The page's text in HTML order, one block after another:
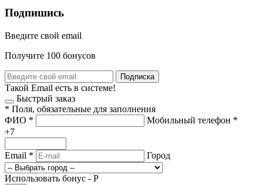
Подпишись
Введите свой email
Получите 100 бонусов
Подписка
Такой Email есть в системе!
Быстрый заказ
* Поля, обязательные для заполнения
ФИО * Мобильный телефон *
+7
Email * Город
Использовать бонус - Р